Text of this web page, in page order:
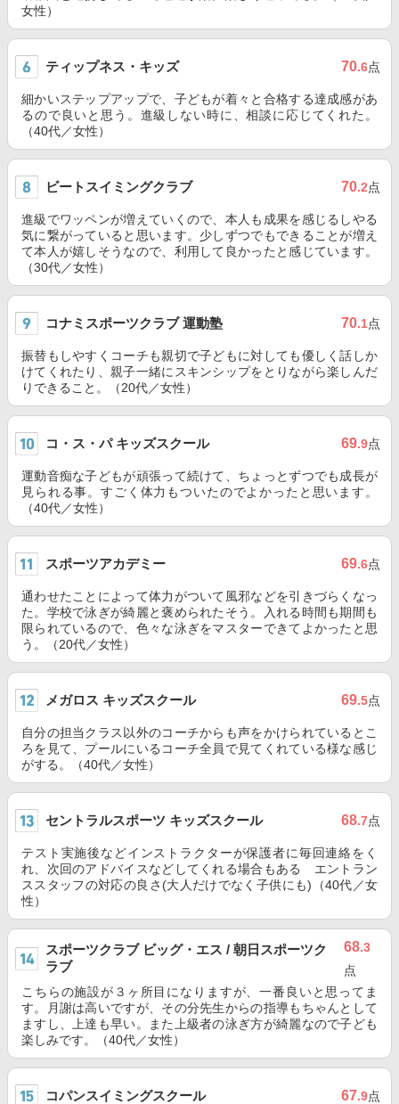
女性）
ティップネス・キッズ 70.6点
細かいステップアップで、子どもが着々と合格する達成感があ
るので良いと思う。進級しない時に、相談に応じてくれた。
（40代／女性）
ビートスイミングクラブ 70.2点
進級でワッペンが増えていくので、本人も成果を感じるしやる
気に繋がっていると思います。少しずつでもできることが増え
て本人が嬉しそうなので、利用して良かったと感じています。
（30代／女性）
コナミスポーツクラブ 運動塾 70.1点
振替もしやすくコーチも親切で子どもに対しても優しく話しか
けてくれたり、親子一緒にスキンシップをとりながら楽しんだ
りできること。（20代／女性）
コ・ス・パ キッズスクール 69.9点
運動音痴な子どもが頑張って続けて、ちょっとずつでも成長が
見られる事。すごく体力もついたのでよかったと思います。
（40代／女性）
スポーツアカデミー 69.6点
通わせたことによって体力がついて風邪などを引きづらくなっ
た。学校で泳ぎが綺麗と褒められたそう。入れる時間も期間も
限られているので、色々な泳ぎをマスターできてよかったと思
う。（20代／女性）
メガロス キッズスクール 69.5点
自分の担当クラス以外のコーチからも声をかけられているとこ
ろを見て、プールにいるコーチ全員で見てくれている様な感じ
がする。（40代／女性）
セントラルスポーツ キッズスクール 68.7点
テスト実施後などインストラクターが保護者に毎回連絡をく
れ、次回のアドバイスなどしてくれる場合もある エントラン
ススタッフの対応の良さ(大人だけでなく子供にも)（40代／女
性）
スポーツクラブ ビッグ・エス / 朝日スポーツク
ラブ
68.3
点
こちらの施設が３ヶ所目になりますが、一番良いと思ってま
す。月謝は高いですが、その分先生からの指導もちゃんとして
ますし、上達も早い。また上級者の泳ぎ方が綺麗なので子ども
楽しみです。（40代／女性）
コパンスイミングスクール 67.9点